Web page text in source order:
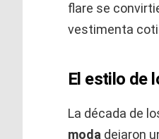
flare se
vestimenta
El estilo de
La década de
moda dejaron